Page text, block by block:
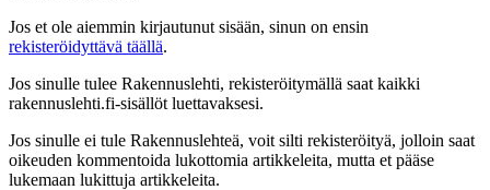
Jos et ole aiemmin kirjautunut sisään, sinun on ensin
rekisteröidyttävä täällä.
Jos sinulle tulee Rakennuslehti, rekisteröitymällä saat kaikki
rakennuslehti.fi-sisällöt luettavaksesi.
Jos sinulle ei tule Rakennuslehteä, voit silti rekisteröityä, jolloin saat
oikeuden kommentoida lukottomia artikkeleita, mutta et pääse
lukemaan lukittuja artikkeleita.